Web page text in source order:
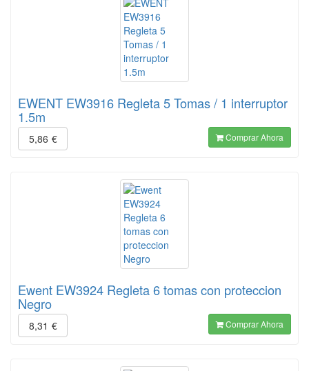
EWENT EW3916 Regleta 5 Tomas / 1 interruptor
1.5m
5,86 € Comprar Ahora
Ewent EW3924 Regleta 6 tomas con proteccion
Negro
8,31 € Comprar Ahora